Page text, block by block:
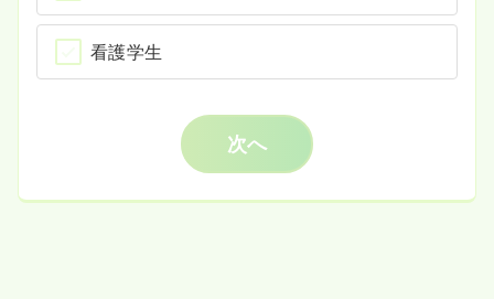
看護学生
次へ